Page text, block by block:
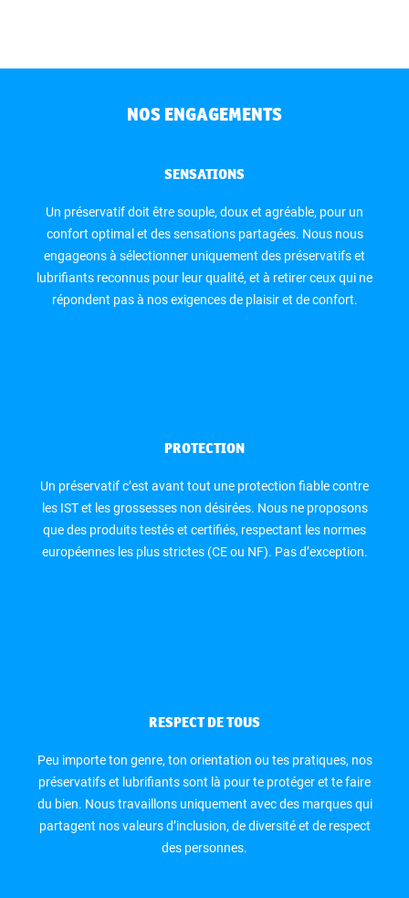
NOS ENGAGEMENTS
SENSATIONS
Un préservatif doit être souple, doux et agréable, pour un
confort optimal et des sensations partagées. Nous nous
engageons à sélectionner uniquement des préservatifs et
lubrifiants reconnus pour leur qualité, et à retirer ceux qui ne
répondent pas à nos exigences de plaisir et de confort.
PROTECTION
Un préservatif c’est avant tout une protection fiable contre
les IST et les grossesses non désirées. Nous ne proposons
que des produits testés et certifiés, respectant les normes
européennes les plus strictes (CE ou NF). Pas d’exception.
RESPECT DE TOUS
Peu importe ton genre, ton orientation ou tes pratiques, nos
préservatifs et lubrifiants sont là pour te protéger et te faire
du bien. Nous travaillons uniquement avec des marques qui
partagent nos valeurs d’inclusion, de diversité et de respect
des personnes.